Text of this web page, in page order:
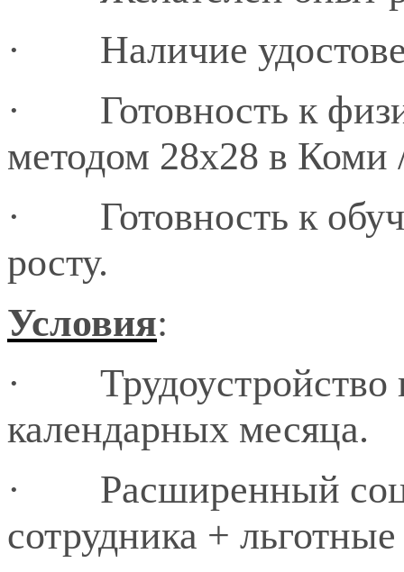
· Наличие
· Готовность к
методом 28х28 в
· Готовность к
росту.
Условия:
·
календарных месяца.
· Расширенный
сотрудника +